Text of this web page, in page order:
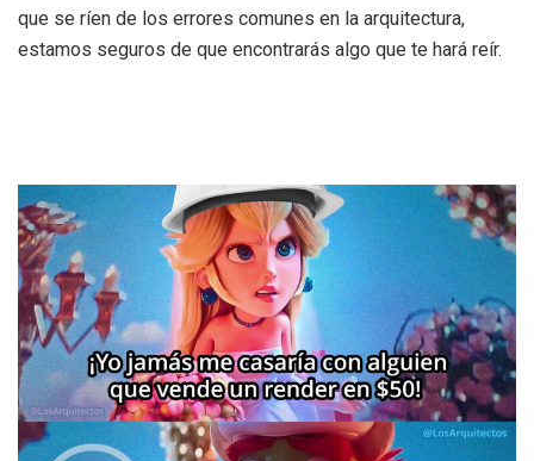
que se ríen de los errores comunes en la arquitectura,
estamos seguros de que encontrarás algo que te hará reír.